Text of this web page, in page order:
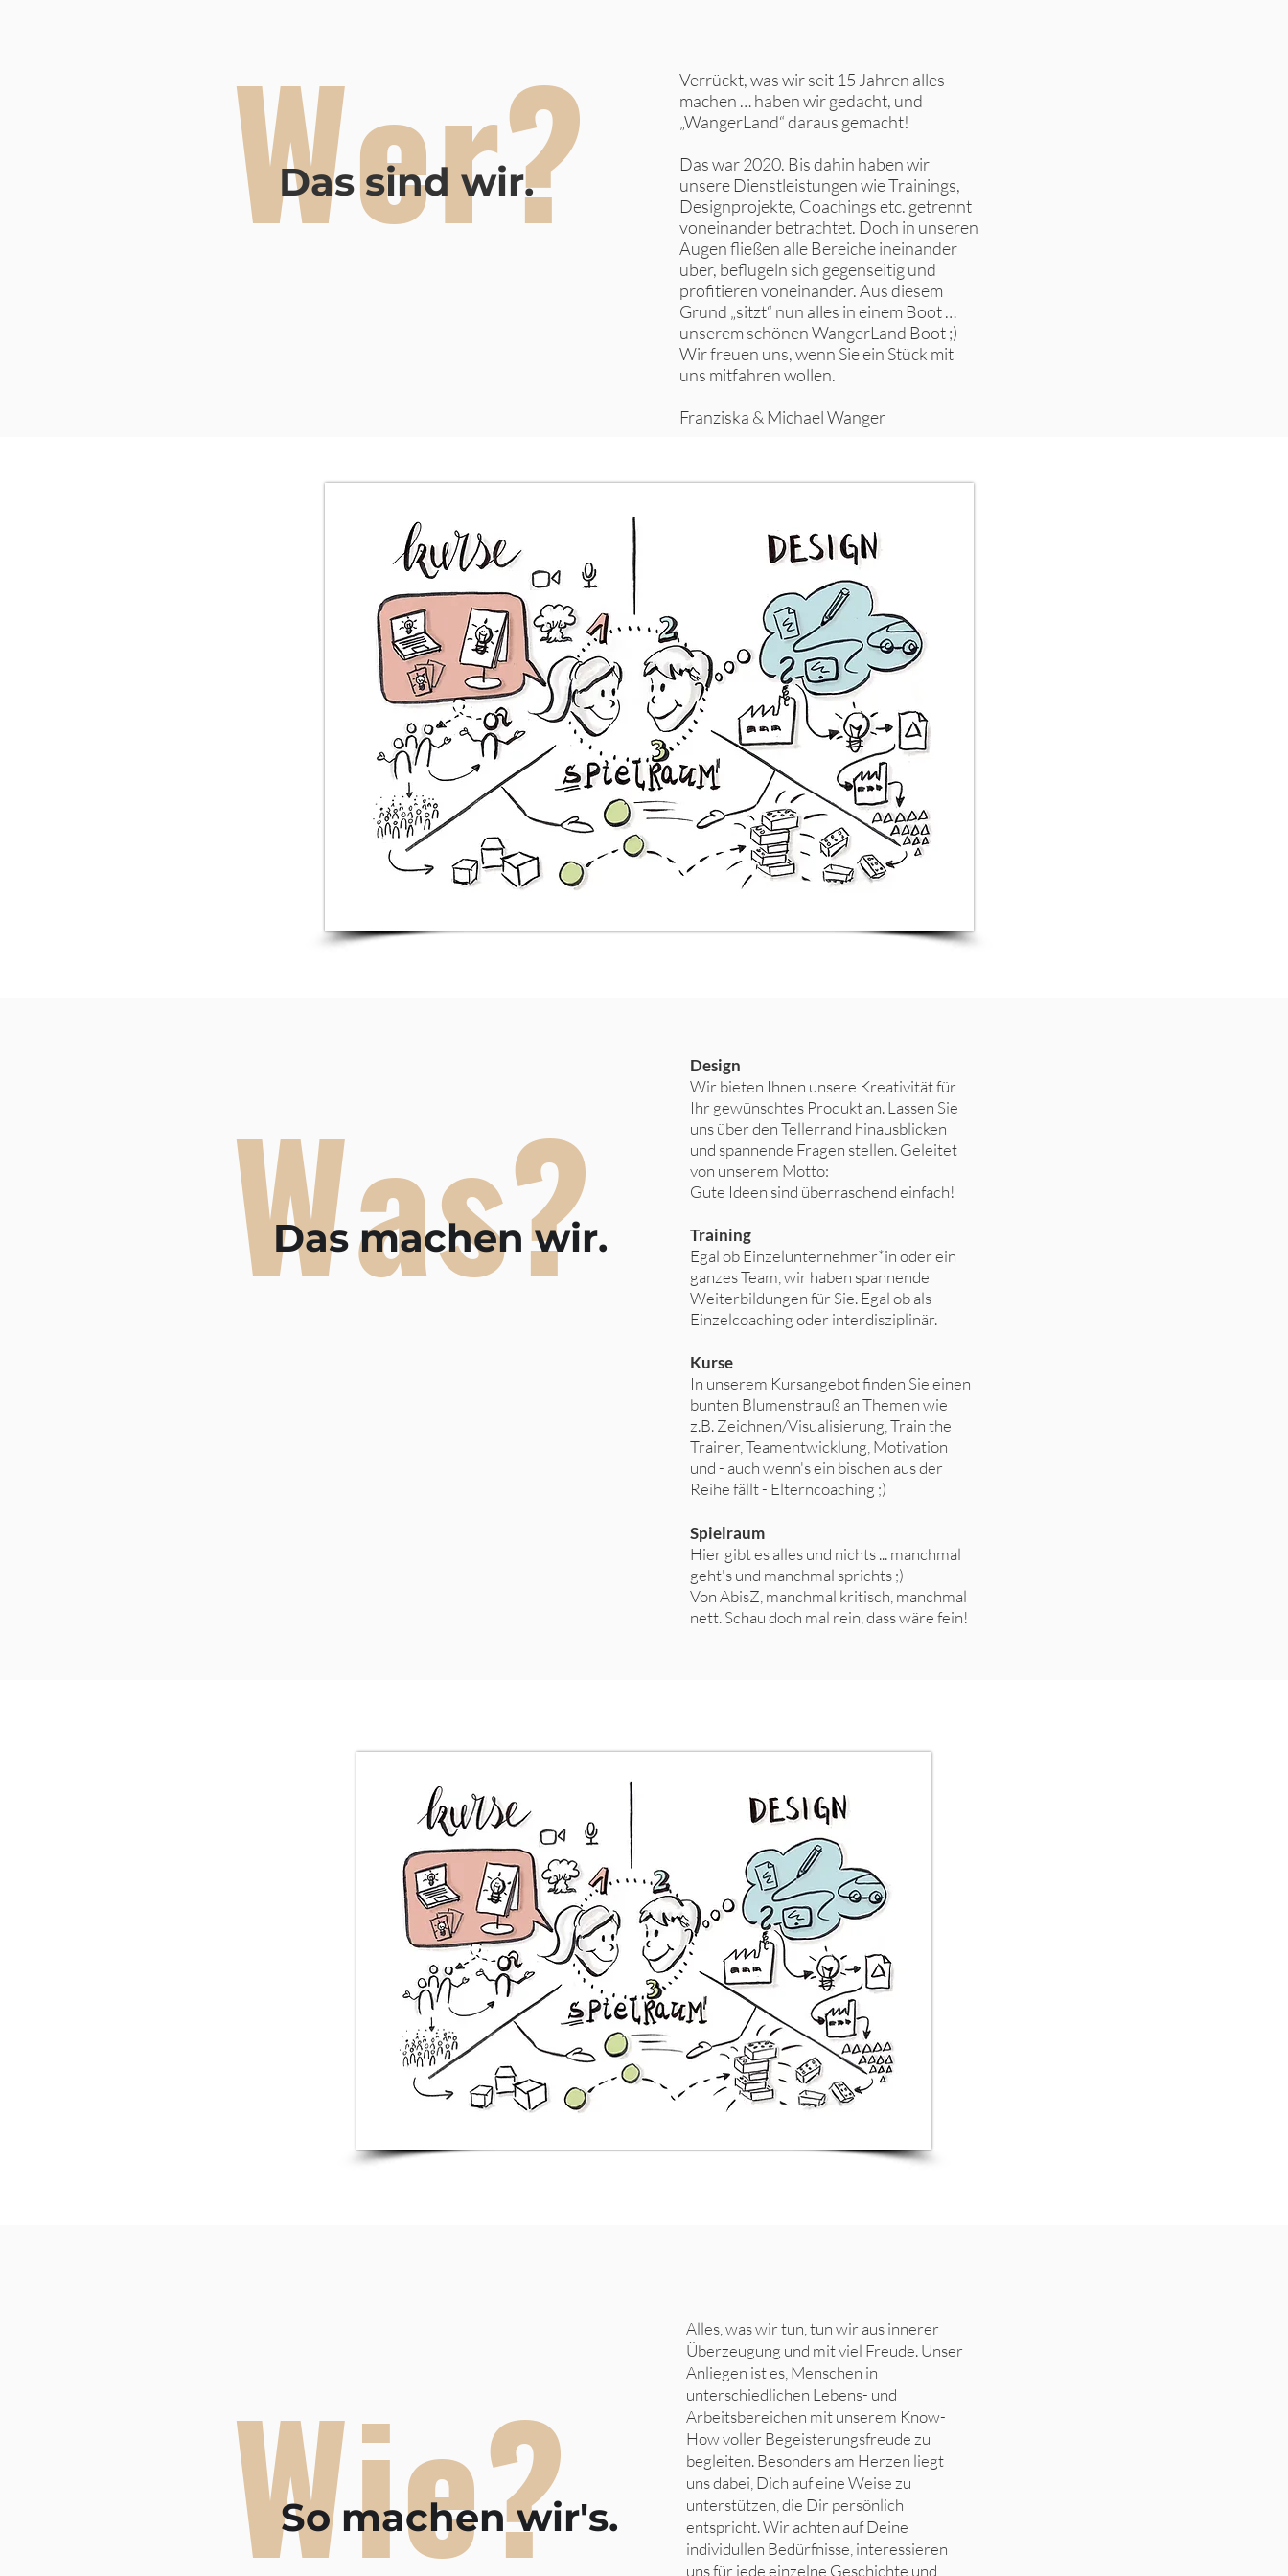
Wer?
Das sind wir.
Verrückt, was wir seit 15 Jahren alles
machen … haben wir gedacht, und
„WangerLand“ daraus gemacht!
Das war 2020. Bis dahin haben wir
unsere Dienstleistungen wie Trainings,
Designprojekte, Coachings etc. getrennt
voneinander betrachtet. Doch in unseren
Augen fließen alle Bereiche ineinander
über, beflügeln sich gegenseitig und
profitieren voneinander. Aus diesem
Grund „sitzt“ nun alles in einem Boot …
unserem schönen WangerLand Boot ;)
Wir freuen uns, wenn Sie ein Stück mit
uns mitfahren wollen.
Franziska & Michael Wanger
Was?
Das machen wir.
Design
Wir bieten Ihnen unsere Kreativität für
Ihr gewünschtes Produkt an. Lassen Sie
uns über den Tellerrand hinausblicken
und spannende Fragen stellen. Geleitet
von unserem Motto:
Gute Ideen sind überraschend einfach!
Training
Egal ob Einzelunternehmer*in oder ein
ganzesTeam, wir haben spannende
Weiterbildungen für Sie. Egal ob als
Einzelcoaching oder interdisziplinär.
Kurse
In unserem Kursangebot finden Sie einen
bunten Blumenstrauß an Themen wie
z.B. Zeichnen/Visualisierung, Train the
Trainer, Teamentwicklung, Motivation
und - auch wenn's ein bischen aus der
Reihe fällt - Elterncoaching ;)
Spielraum
Hier gibt es alles und nichts ... manchmal
geht's und manchmal sprichts ;)
Von AbisZ, manchmal kritisch, manchmal
nett. Schau doch mal rein, dass wäre fein!
Wie?
So machen wir's.
Alles, was wir tun, tun wir aus innerer
Überzeugung und mit viel Freude. Unser
Anliegen ist es, Menschen in
unterschiedlichen Lebens- und
Arbeitsbereichen mit unserem Know-
How voller Begeisterungsfreude zu
begleiten. Besonders am Herzen liegt
uns dabei, Dich auf eine Weise zu
unterstützen, die Dir persönlich
entspricht. Wir achten auf Deine
individullen Bedürfnisse, interessieren
uns für jede einzelne Geschichte und